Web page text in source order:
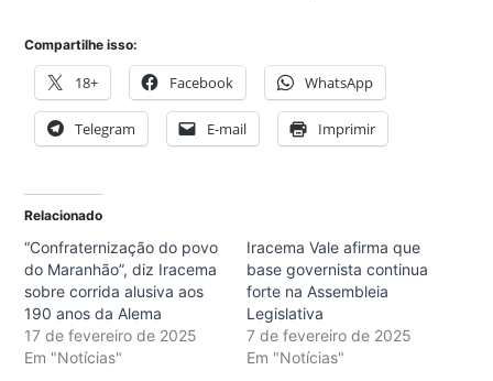
Compartilhe isso:
18+ Facebook WhatsApp
Telegram E-mail Imprimir
Relacionado
“Confraternização do povo
do Maranhão”, diz Iracema
sobre corrida alusiva aos
190 anos da Alema
17 de fevereiro de 2025
Em "Notícias"
Iracema Vale afirma que
base governista continua
forte na Assembleia
Legislativa
7 de fevereiro de 2025
Em "Notícias"